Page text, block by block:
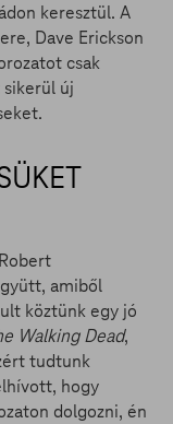
keresztül. A
Dave Erickson
csak
új
amiből
köztünk egy jó
Walking Dead,
tudtunk
hogy
dolgozni, én